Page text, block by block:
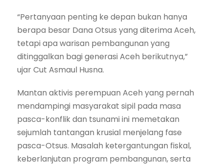
“Pertanyaan penting ke depan bukan hanya
berapa besar Dana Otsus yang diterima Aceh,
tetapi apa warisan pembangunan yang
ditinggalkan bagi generasi Aceh berikutnya,”
ujar Cut Asmaul Husna.
Mantan aktivis perempuan Aceh yang pernah
mendampingi masyarakat sipil pada masa
pasca-konflik dan tsunami ini memetakan
sejumlah tantangan krusial menjelang fase
pasca-Otsus. Masalah ketergantungan fiskal,
keberlanjutan program pembangunan, serta